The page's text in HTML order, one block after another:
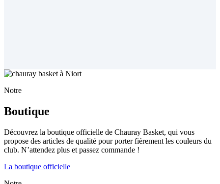
Notre
Boutique
Découvrez la boutique officielle de Chauray Basket, qui vous
propose des articles de qualité pour porter fièrement les couleurs du
club. N’attendez plus et passez commande !
La boutique officielle